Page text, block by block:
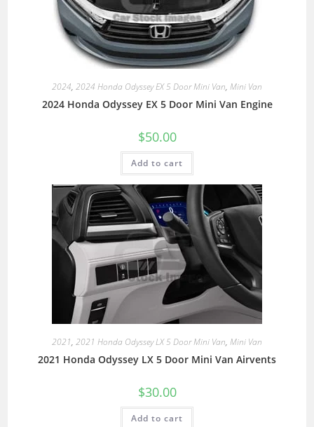
2024, 2024 Honda Odyssey EX 5 Door Mini Van, Mini Van
2024 Honda Odyssey EX 5 Door Mini Van Engine
$50.00
Add to cart
2021, 2021 Honda Odyssey LX 5 Door Mini Van, Mini Van
2021 Honda Odyssey LX 5 Door Mini Van Airvents
$30.00
Add to cart